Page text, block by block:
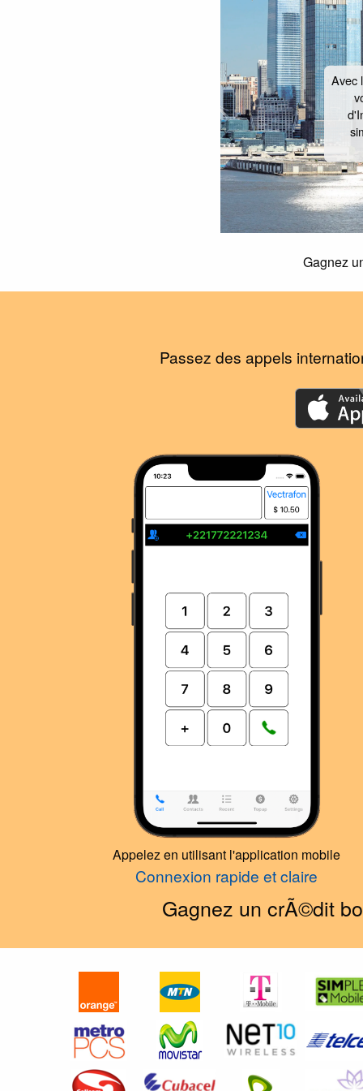
Avec
Gagnez
Passez des appels
Appelez en utilisant l'application mobile
Connexion rapide et claire
Gagnez un crÃ©dit